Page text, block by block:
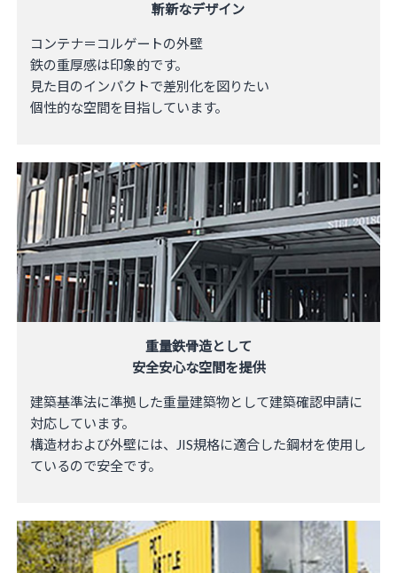
斬新なデザイン
コンテナ＝コルゲートの外壁
鉄の重厚感は印象的です。
見た目のインパクトで差別化を図りたい
​個性的な空間を目指しています。
重量鉄骨造として
安全安心な空間を提供
建築基準法に準拠した重量建築物として建築確認申請に
対応しています。
構造材および外壁には、JIS規格に適合​した鋼材を使用し
ているので安全です。